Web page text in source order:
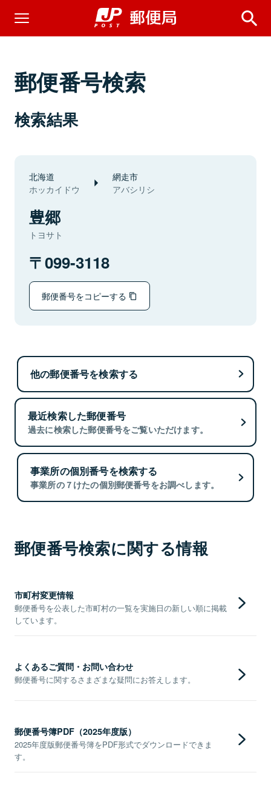
郵便番号検索
検索結果
北海道
ホッカイドウ
網走市
アバシリシ
豊郷
トヨサト
099-3118
郵便番号をコピーする
他の郵便番号を検索する
最近検索した郵便番号
過去に検索した郵便番号をご覧いただけます。
事業所の個別番号を検索する
事業所の７けたの個別郵便番号をお調べします。
郵便番号検索に関する情報
市町村変更情報
郵便番号を公表した市町村の一覧を実施日の新しい順に掲載
しています。
よくあるご質問・お問い合わせ
郵便番号に関するさまざまな疑問にお答えします。
郵便番号簿PDF（2025年度版）
2025年度版郵便番号簿をPDF形式でダウンロードできま
す。